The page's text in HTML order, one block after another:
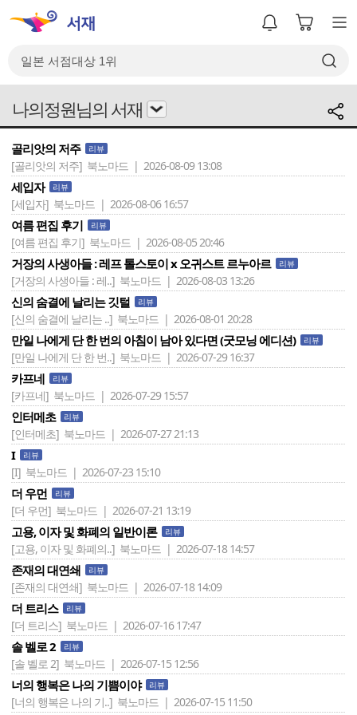
나의정원님의 서재
골리앗의 저주 리뷰
[골리앗의 저주] 북노마드 | 2026-08-09 13:08
세입자 리뷰
[세입자] 북노마드 | 2026-08-06 16:57
여름 편집 후기 리뷰
[여름 편집 후기] 북노마드 | 2026-08-05 20:46
거장의 사생아들 : 레프 톨스토이 x 오귀스트 르누아르 리뷰
[거장의 사생아들 : 레..] 북노마드 | 2026-08-03 13:26
신의 숨결에 날리는 깃털 리뷰
[신의 숨결에 날리는 ..] 북노마드 | 2026-08-01 20:28
만일 나에게 단 한 번의 아침이 남아 있다면 (굿모닝 에디션) 리뷰
[만일 나에게 단 한 번..] 북노마드 | 2026-07-29 16:37
카프네 리뷰
[카프네] 북노마드 | 2026-07-29 15:57
인터메초 리뷰
[인터메초] 북노마드 | 2026-07-27 21:13
I 리뷰
[I] 북노마드 | 2026-07-23 15:10
더 우먼 리뷰
[더 우먼] 북노마드 | 2026-07-21 13:19
고용, 이자 및 화폐의 일반이론 리뷰
[고용, 이자 및 화폐의..] 북노마드 | 2026-07-18 14:57
존재의 대연쇄 리뷰
[존재의 대연쇄] 북노마드 | 2026-07-18 14:09
더 트리스 리뷰
[더 트리스] 북노마드 | 2026-07-16 17:47
솔 벨로 2 리뷰
[솔 벨로 2] 북노마드 | 2026-07-15 12:56
너의 행복은 나의 기쁨이야 리뷰
[너의 행복은 나의 기..] 북노마드 | 2026-07-15 11:50